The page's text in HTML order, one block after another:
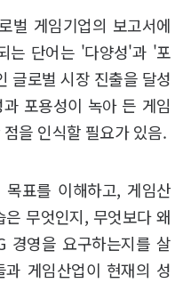
벌 게임기업의 보고서에
는 단어는 '다양성'과 '포
글로벌 시장 진출을 달성
포용성이 녹아 든 게임
을 인식할 필요가 있음.
목표를 이해하고, 게임산
무엇인지, 무엇보다 왜
경영을 요구하는지를 살
게임산업이 현재의 성